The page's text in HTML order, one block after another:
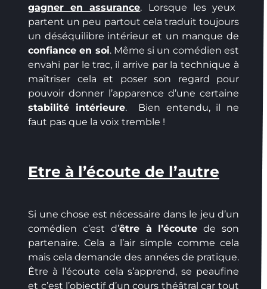
gagner en assurance. Lorsque les yeux
partent un peu partout cela traduit toujours
un déséquilibre intérieur et un manque de
confiance en soi. Même si un comédien est
envahi par le trac, il arrive par la technique à
maîtriser cela et poser son regard pour
pouvoir donner l’apparence d’une certaine
stabilité intérieure. Bien entendu, il ne
faut pas que la voix tremble !
Etre à l’écoute de l’autre
Si une chose est nécessaire dans le jeu d’un
comédien c’est d’être à l’écoute de son
partenaire. Cela a l’air simple comme cela
mais cela demande des années de pratique.
Être à l’écoute cela s’apprend, se peaufine
et c’est l’objectif d’un cours théâtral car tout